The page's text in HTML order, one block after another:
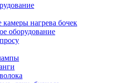
нагрева бочек
оборудование